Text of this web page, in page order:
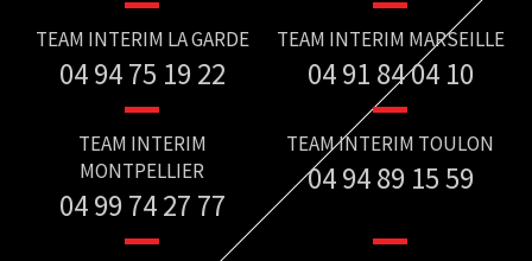
TEAM INTERIM LA GARDE
04 94 75 19 22
TEAM INTERIM MARSEILLE
04 91 84 04 10
TEAM INTERIM
MONTPELLIER
04 99 74 27 77
TEAM INTERIM TOULON
04 94 89 15 59